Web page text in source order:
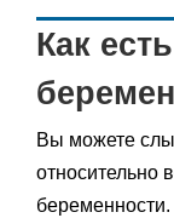
Как
Вы можете
относительно